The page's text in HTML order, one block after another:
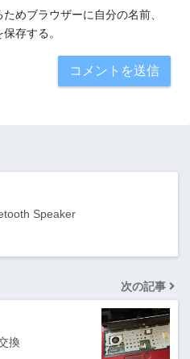
めブラウザーに自分の名前、
存する。
Speaker
次の記事
換